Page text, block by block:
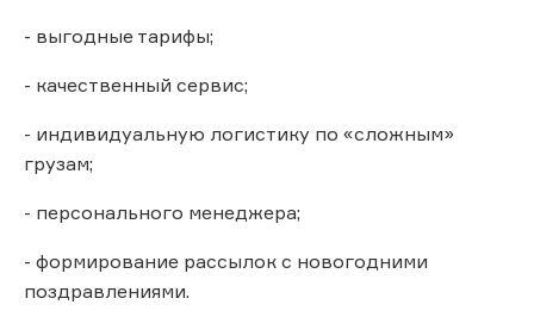
- выгодные тарифы;
- качественный сервис;
- индивидуальную логистику по «сложным»
грузам;
- персонального менеджера;
- формирование рассылок с новогодними
поздравлениями.